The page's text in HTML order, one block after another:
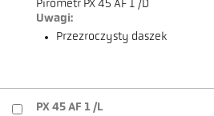
Pirometr PX 45 AF 1 /D
Uwagi:
Przezroczysty daszek
PX 45 AF 1 /L